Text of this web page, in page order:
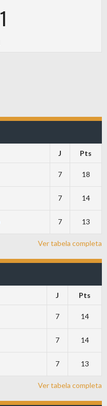
1
J Pts
7 18
7 14
7 13
Ver tabela completa
J Pts
7 14
7 14
7 13
Ver tabela completa